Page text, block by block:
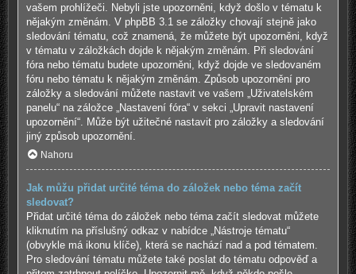
vašem prohlížeči. Nebyli jste upozorněni, když došlo v tématu k
nějakým změnám. V phpBB 3.1 se záložky chovají stejně jako
sledování tématu, což znamená, že můžete být upozorněni, když
v tématu v záložkách dojde k nějakým změnám. Při sledování
fóra nebo tématu budete upozorněni, když dojde ve sledovaném
fóru nebo tématu k nějakým změnám. Způsob upozornění pro
záložky a sledování můžete nastavit ve vašem „Uživatelském
panelu“ na záložce „Nastavení fóra“ v sekci „Upravit nastavení
upozornění“. Může být užitečné nastavit pro záložky a sledování
jiný způsob upozornění.
Nahoru
Jak můžu přidat určité téma do záložek nebo téma začít
sledovat?
Přidat určité téma do záložek nebo téma začít sledovat můžete
kliknutím na příslušný odkaz v nabídce „Nástroje tématu“
(obvykle má ikonu klíče), která se nachází nad a pod tématem.
Pro sledování tématu můžete také poslat do tématu odpověď a